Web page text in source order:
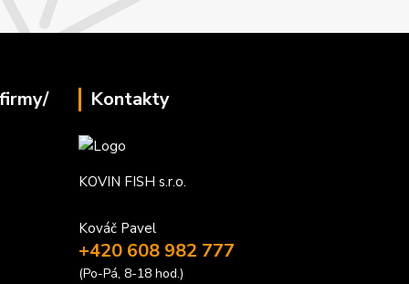
Kontakty
KOVIN FISH s.r.o.
Kováč Pavel
+420 608 982 777
(Po-Pá, 8-18 hod.)